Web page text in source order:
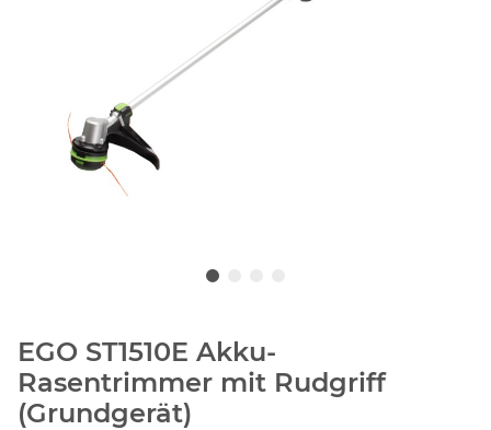
EGO ST1510E Akku-
Rasentrimmer mit Rudgriff
(Grundgerät)